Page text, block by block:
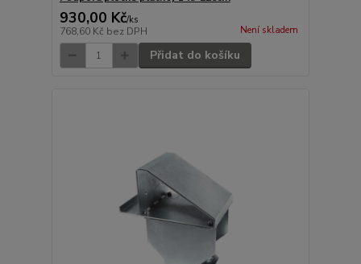
930,00 Kč/ks
768,60 Kč bez DPH Není skladem
Přidat do košíku